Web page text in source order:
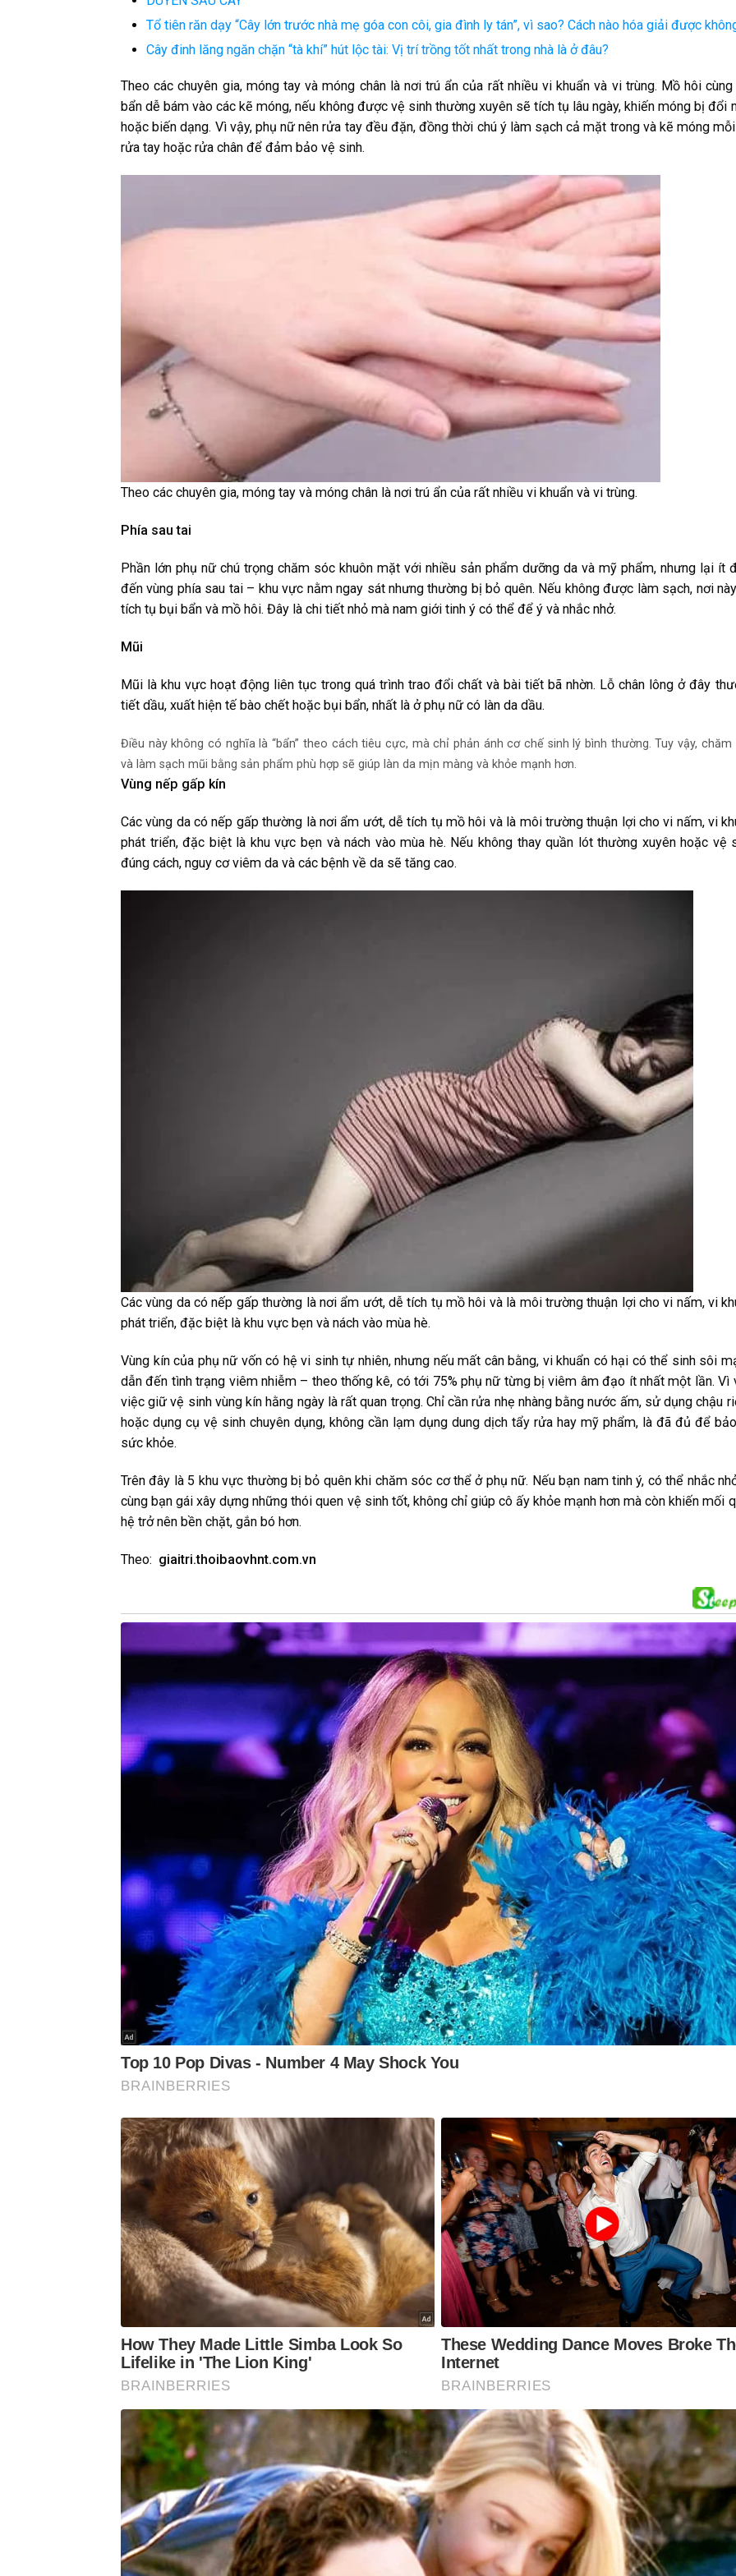
Tổ tiên răn dạy “Cây lớn trước nhà mẹ góa con côi, gia đình ly tán”, vì sao? Cách nào hóa giải được
Cây đinh lăng ngăn chặn “tà khí” hút lộc tài: Vị trí trồng tốt nhất trong nhà là ở đâu?
Theo các chuyên gia, móng tay và móng chân là nơi trú ẩn của rất nhiều vi khuẩn và vi trùng. Mồ hôi
bẩn dễ bám vào các kẽ móng, nếu không được vệ sinh thường xuyên sẽ tích tụ lâu ngày, khiến móng bị đổi
hoặc biến dạng. Vì vậy, phụ nữ nên rửa tay đều đặn, đồng thời chú ý làm sạch cả mặt trong và kẽ móng
rửa tay hoặc rửa chân để đảm bảo vệ sinh.
Theo các chuyên gia, móng tay và móng chân là nơi trú ẩn của rất nhiều vi khuẩn và vi trùng.
Phía sau tai
Phần lớn phụ nữ chú trọng chăm sóc khuôn mặt với nhiều sản phẩm dưỡng da và mỹ phẩm, nhưng lại ít
đến vùng phía sau tai – khu vực nằm ngay sát nhưng thường bị bỏ quên. Nếu không được làm sạch, nơi
tích tụ bụi bẩn và mồ hôi. Đây là chi tiết nhỏ mà nam giới tinh ý có thể để ý và nhắc nhở.
Mũi
Mũi là khu vực hoạt động liên tục trong quá trình trao đổi chất và bài tiết bã nhờn. Lỗ chân lông ở đây
tiết dầu, xuất hiện tế bào chết hoặc bụi bẩn, nhất là ở phụ nữ có làn da dầu.
Điều này không có nghĩa là “bẩn” theo cách tiêu cực, mà chỉ phản ánh cơ chế sinh lý bình thường. Tuy vậy, chăm
và làm sạch mũi bằng sản phẩm phù hợp sẽ giúp làn da mịn màng và khỏe mạnh hơn.
Vùng nếp gấp kín
Các vùng da có nếp gấp thường là nơi ẩm ướt, dễ tích tụ mồ hôi và là môi trường thuận lợi cho vi nấm, vi
phát triển, đặc biệt là khu vực bẹn và nách vào mùa hè. Nếu không thay quần lót thường xuyên hoặc vệ
đúng cách, nguy cơ viêm da và các bệnh về da sẽ tăng cao.
Các vùng da có nếp gấp thường là nơi ẩm ướt, dễ tích tụ mồ hôi và là môi trường thuận lợi cho vi nấm, vi
phát triển, đặc biệt là khu vực bẹn và nách vào mùa hè.
Vùng kín của phụ nữ vốn có hệ vi sinh tự nhiên, nhưng nếu mất cân bằng, vi khuẩn có hại có thể sinh sôi
dẫn đến tình trạng viêm nhiễm – theo thống kê, có tới 75% phụ nữ từng bị viêm âm đạo ít nhất một lần. Vì
việc giữ vệ sinh vùng kín hằng ngày là rất quan trọng. Chỉ cần rửa nhẹ nhàng bằng nước ấm, sử dụng chậu
hoặc dụng cụ vệ sinh chuyên dụng, không cần lạm dụng dung dịch tẩy rửa hay mỹ phẩm, là đã đủ để
sức khỏe.
Trên đây là 5 khu vực thường bị bỏ quên khi chăm sóc cơ thể ở phụ nữ. Nếu bạn nam tinh ý, có thể nhắc
cùng bạn gái xây dựng những thói quen vệ sinh tốt, không chỉ giúp cô ấy khỏe mạnh hơn mà còn khiến mối
hệ trở nên bền chặt, gắn bó hơn.
Theo: giaitri.thoibaovhnt.com.vn